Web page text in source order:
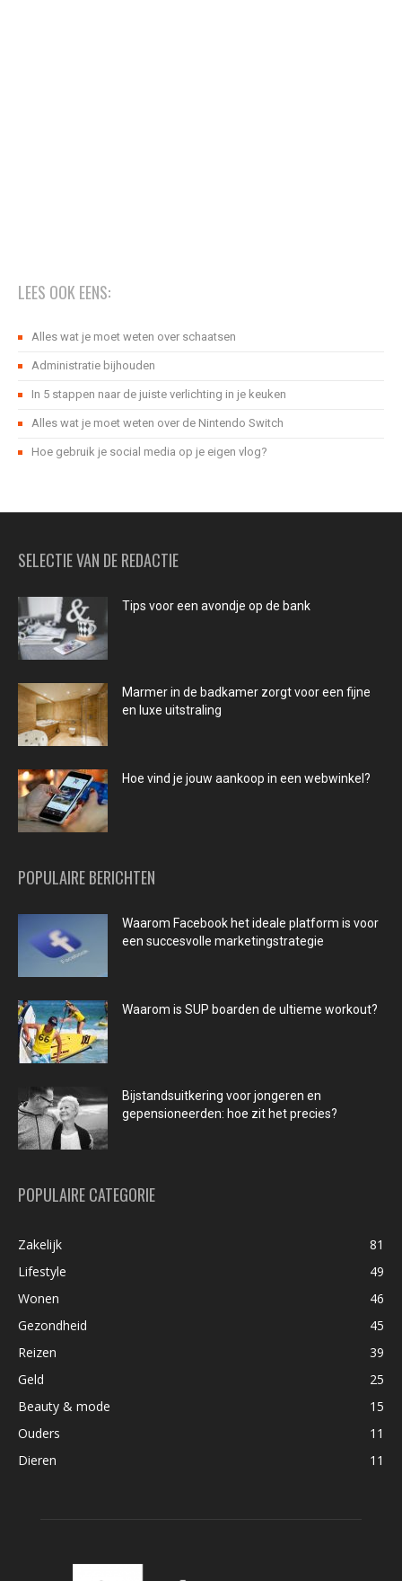
LEES OOK EENS:
Alles wat je moet weten over schaatsen
Administratie bijhouden
In 5 stappen naar de juiste verlichting in je keuken
Alles wat je moet weten over de Nintendo Switch
Hoe gebruik je social media op je eigen vlog?
SELECTIE VAN DE REDACTIE
Tips voor een avondje op de bank
Marmer in de badkamer zorgt voor een fijne
en luxe uitstraling
Hoe vind je jouw aankoop in een webwinkel?
POPULAIRE BERICHTEN
Waarom Facebook het ideale platform is voor
een succesvolle marketingstrategie
Waarom is SUP boarden de ultieme workout?
Bijstandsuitkering voor jongeren en
gepensioneerden: hoe zit het precies?
POPULAIRE CATEGORIE
Zakelijk
81
Lifestyle
49
Wonen
46
Gezondheid
45
Reizen
39
Geld
25
Beauty & mode
15
Ouders
11
Dieren
11